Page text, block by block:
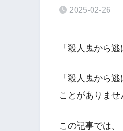
2025-02-26
「殺人鬼から
「殺人鬼から
ことがありませ
この記事では